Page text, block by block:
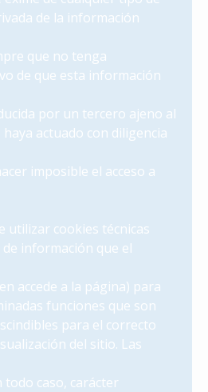
de la información
que no tenga
de que esta información
por un tercero ajeno al
actuado con diligencia
imposible el acceso a
utilizar cookies técnicas
información que el
accede a la página) para
funciones que son
para el correcto
del sitio. Las
caso, carácter